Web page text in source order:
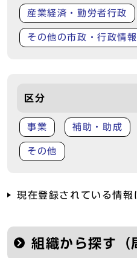
産業経済・勤労者行政
その他の市政・行政情報
区分
事業 補助・助成
その他
現在登録されている情報
組織から探す（